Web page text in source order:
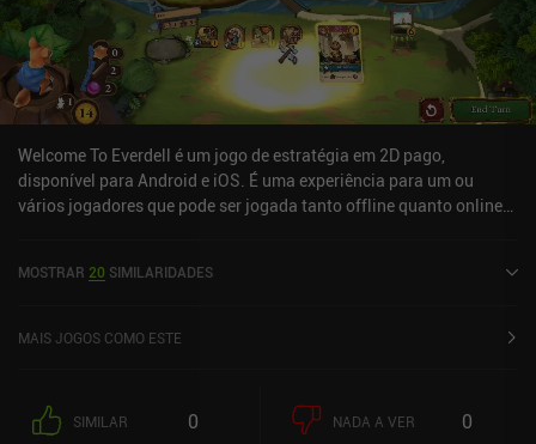
Welcome To Everdell é um jogo de estratégia em 2D pago,
disponível para Android e iOS. É uma experiência para um ou
vários jogadores que pode ser jogada tanto offline quanto online
4,9 de 5,0 na App Store do iOS.
MOSTRAR 20 SIMILARIDADES
MAIS JOGOS COMO ESTE
SIMILAR 0 NADA A VER 0